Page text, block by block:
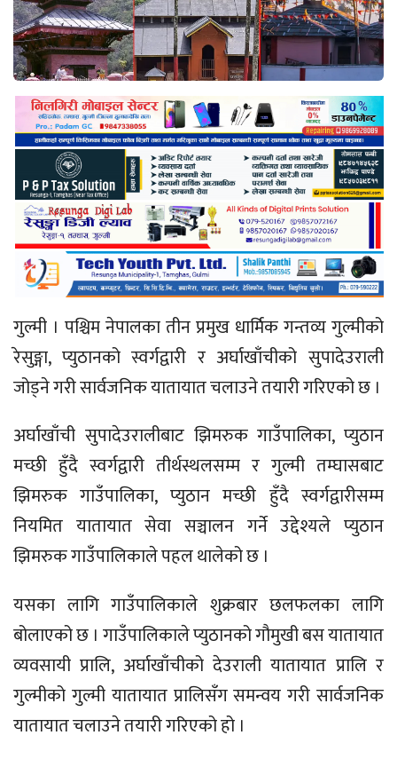
गुल्मी । पश्चिम नेपालका तीन प्रमुख धार्मिक गन्तव्य गुल्मीको
रेसुङ्गा, प्युठानको स्वर्गद्वारी र अर्घाखाँचीको सुपादेउराली
जोड्ने गरी सार्वजनिक यातायात चलाउने तयारी गरिएको छ ।
अर्घाखाँची सुपादेउरालीबाट झिमरुक गाउँपालिका, प्युठान
मच्छी हुँदै स्वर्गद्वारी तीर्थस्थलसम्म र गुल्मी तम्घासबाट
झिमरुक गाउँपालिका, प्युठान मच्छी हुँदै स्वर्गद्वारीसम्म
नियमित यातायात सेवा सञ्चालन गर्ने उद्देश्यले प्युठान
झिमरुक गाउँपालिकाले पहल थालेको छ ।
यसका लागि गाउँपालिकाले शुक्रबार छलफलका लागि
बोलाएको छ । गाउँपालिकाले प्युठानको गौमुखी बस यातायात
व्यवसायी प्रालि, अर्घाखाँचीको देउराली यातायात प्रालि र
गुल्मीको गुल्मी यातायात प्रालिसँग समन्वय गरी सार्वजनिक
यातायात चलाउने तयारी गरिएको हो ।